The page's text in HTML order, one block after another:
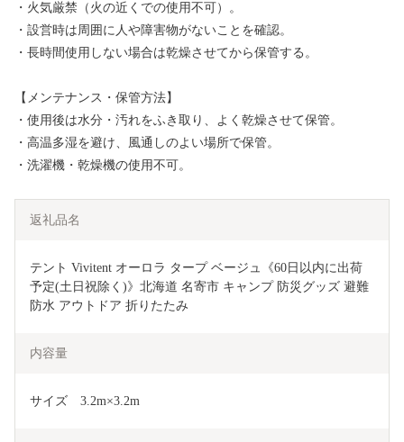
・火気厳禁（火の近くでの使用不可）。
・設営時は周囲に人や障害物がないことを確認。
・長時間使用しない場合は乾燥させてから保管する。
【メンテナンス・保管方法】
・使用後は水分・汚れをふき取り、よく乾燥させて保管。
・高温多湿を避け、風通しのよい場所で保管。
・洗濯機・乾燥機の使用不可。
返礼品名
テント Vivitent オーロラ タープ ベージュ《60日以内に出荷
予定(土日祝除く)》北海道 名寄市 キャンプ 防災グッズ 避難
防水 アウトドア 折りたたみ
内容量
サイズ　3.2m×3.2m